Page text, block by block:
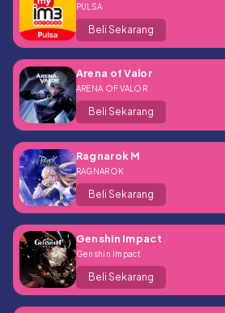
PULSA
Beli Sekarang
Arena of Valor
ARENA OF VALOR
Beli Sekarang
Ragnarok M
RAGNAROK
Beli Sekarang
Genshin Impact
Genshin Impact
Beli Sekarang